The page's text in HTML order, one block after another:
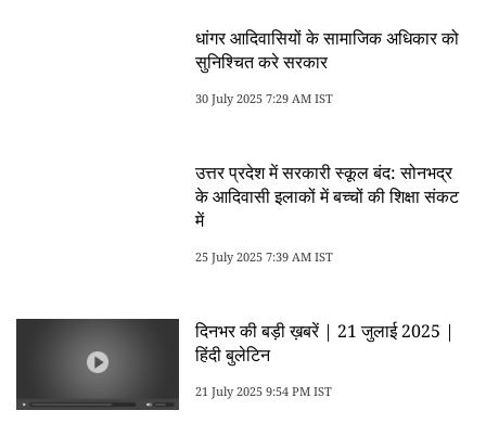
धांगर आदिवासियों के सामाजिक अधिकार को
सुनिश्चित करे सरकार
30 July 2025 7:29 AM IST
उत्तर प्रदेश में सरकारी स्कूल बंद: सोनभद्र
के आदिवासी इलाकों में बच्चों की शिक्षा संकट
में
25 July 2025 7:39 AM IST
दिनभर की बड़ी ख़बरें | 21 जुलाई 2025 |
हिंदी बुलेटिन
21 July 2025 9:54 PM IST